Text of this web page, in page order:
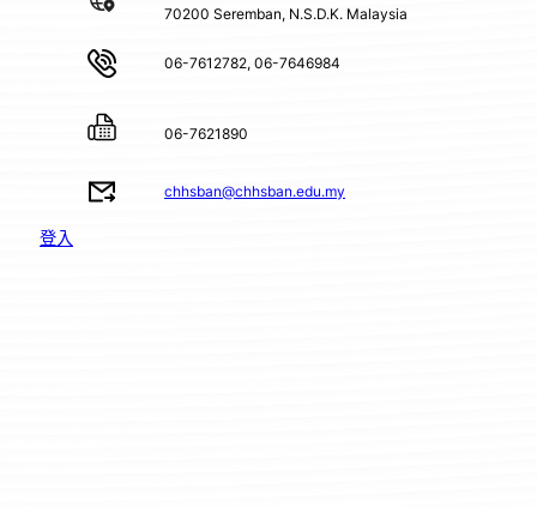
70200 Seremban, N.S.D.K. Malaysia
06-7612782, 06-7646984
06-7621890
chhsban@chhsban.edu.my
登入